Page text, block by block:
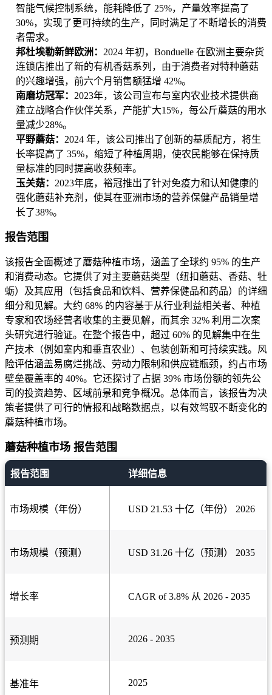
智能气候控制系统，能耗降低了 25%，产量效率提高了
30%，实现了更可持续的生产，同时满足了不断增长的消费
者需求。
邦杜埃勒新鲜欧洲： 2024 年初，Bonduelle 在欧洲主要杂货
连锁店推出了新的有机香菇系列，由于消费者对特种蘑菇
的兴趣增强，前六个月销售额猛增 42%。
南磨坊冠军： 2023年，该公司宣布与室内农业技术提供商
建立战略合作伙伴关系，产能扩大15%，每公斤蘑菇的用水
量减少28%。
平野蘑菇： 2024 年，该公司推出了创新的基质配方，将生
长率提高了 35%，缩短了种植周期，使农民能够在保持质
量标准的同时提高收获频率。
玉关菇： 2023年底，裕冠推出了针对免疫力和认知健康的
强化蘑菇补充剂，使其在亚洲市场的营养保健产品销量增
长了38%。
报告范围
该报告全面概述了蘑菇种植市场，涵盖了全球约 95% 的生产
和消费动态。它提供了对主要蘑菇类型（纽扣蘑菇、香菇、牡
蛎）及其应用（包括食品和饮料、营养保健品和药品）的详细
细分和见解。大约 68% 的内容基于从行业利益相关者、种植
专家和农场经营者收集的主要见解，而其余 32% 利用二次案
头研究进行验证。在整个报告中，超过 60% 的见解集中在生
产技术（例如室内和垂直农业）、包装创新和可持续实践。风
险评估涵盖易腐烂挑战、劳动力限制和供应链瓶颈，约占市场
壁垒覆盖率的 40%。它还探讨了占据 39% 市场份额的领先公
司的投资趋势、区域前景和竞争概况。总体而言，该报告为决
策者提供了可行的情报和战略数据点，以有效驾驭不断变化的
蘑菇种植市场。
蘑菇种植市场 报告范围
报告范围 详细信息
市场规模（年份） USD 21.53 十亿（年份） 2026
市场规模（预测） USD 31.26 十亿（预测） 2035
增长率 CAGR of 3.8% 从 2026 - 2035
预测期 2026 - 2035
基准年 2025